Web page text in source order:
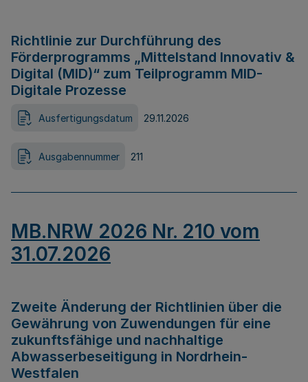
Richtlinie zur Durchführung des
Förderprogramms „Mittelstand Innovativ &
Digital (MID)“ zum Teilprogramm MID-
Digitale Prozesse
Ausfertigungsdatum 29.11.2026
Ausgabennummer 211
MB.NRW 2026 Nr. 210 vom
31.07.2026
Zweite Änderung der Richtlinien über die
Gewährung von Zuwendungen für eine
zukunftsfähige und nachhaltige
Abwasserbeseitigung in Nordrhein-
Westfalen